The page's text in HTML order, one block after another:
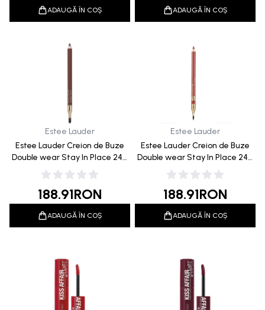
ADAUGĂ ÎN COȘ ADAUGĂ ÎN COȘ
Estee Lauder
Estee Lauder Creion de Buze
Double wear Stay In Place 24H
09 Taupe 1.2g
188.91RON
ADAUGĂ ÎN COȘ
Estee Lauder
Estee Lauder Creion de Buze
Double wear Stay In Place 24H
08 Spice 1.2g
188.91RON
ADAUGĂ ÎN COȘ